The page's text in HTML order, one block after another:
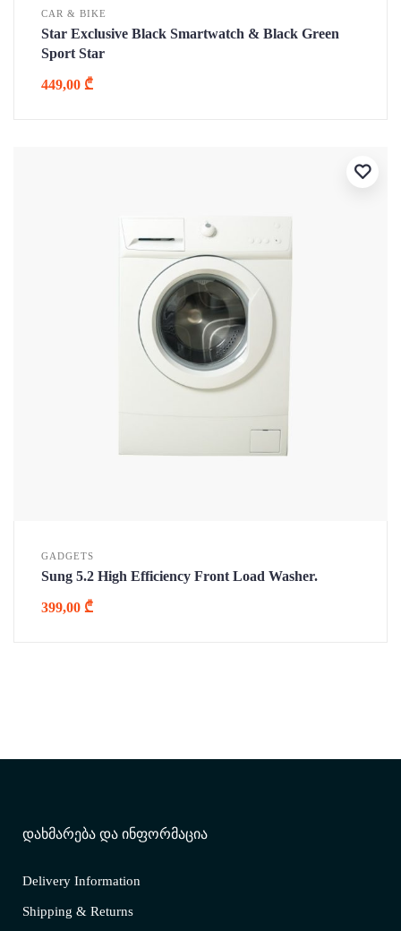
CAR & BIKE
Star Exclusive Black Smartwatch & Black Green
Sport Star
449,00 ₾
GADGETS
Sung 5.2 High Efficiency Front Load Washer.
399,00 ₾
ᲓᲐᲮᲛᲐᲠᲔᲑᲐ ᲓᲐ ᲘᲜᲤᲝᲠᲛᲐᲪᲘᲐ
Delivery Information
Shipping & Returns